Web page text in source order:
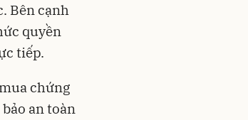
Bên cạnh
quyền
tiếp.
chứng
an toàn